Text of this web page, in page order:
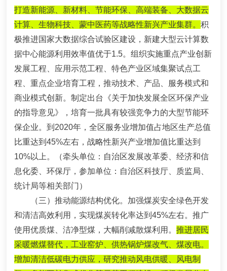
打造新能源、新材料、节能环保、高端装备、大数据云
计算、生物科技、蒙中医药等战略性新兴产业集群。积
极推进国家大数据综合试验区建设，新建大型云计算数
据中心能源利用效率值优于1.5。组织实施重点产业创新
发展工程、应用示范工程、特色产业区域集聚试点工
程、重点企业培育工程，推动技术、产品、服务模式和
商业模式创新。制定出台《关于加快发展全区环保产业
的指导意见》，培育一批具有较强竞争力的大型节能环
保企业。到2020年，全区服务业增加值占地区生产总值
比重达到45%左右，战略性新兴产业增加值比重达到
10%以上。
（牵头单位：自治区发展改革委、经济和信
息化委、环保厅，参加单位：自治区科技厅、质监局、
统计局等相关部门）
（三）推动能源结构优化。 加强煤炭安全绿色开发
和清洁高效利用，实现煤炭转化率达到45%左右。推广
使用优质煤、洁净型煤，大幅削减散煤利用。推进居民
采暖燃煤替代，工业窑炉、供热锅炉煤改气、煤改电。
增加清洁低碳电力供应，研究推动风电供暖、风电制